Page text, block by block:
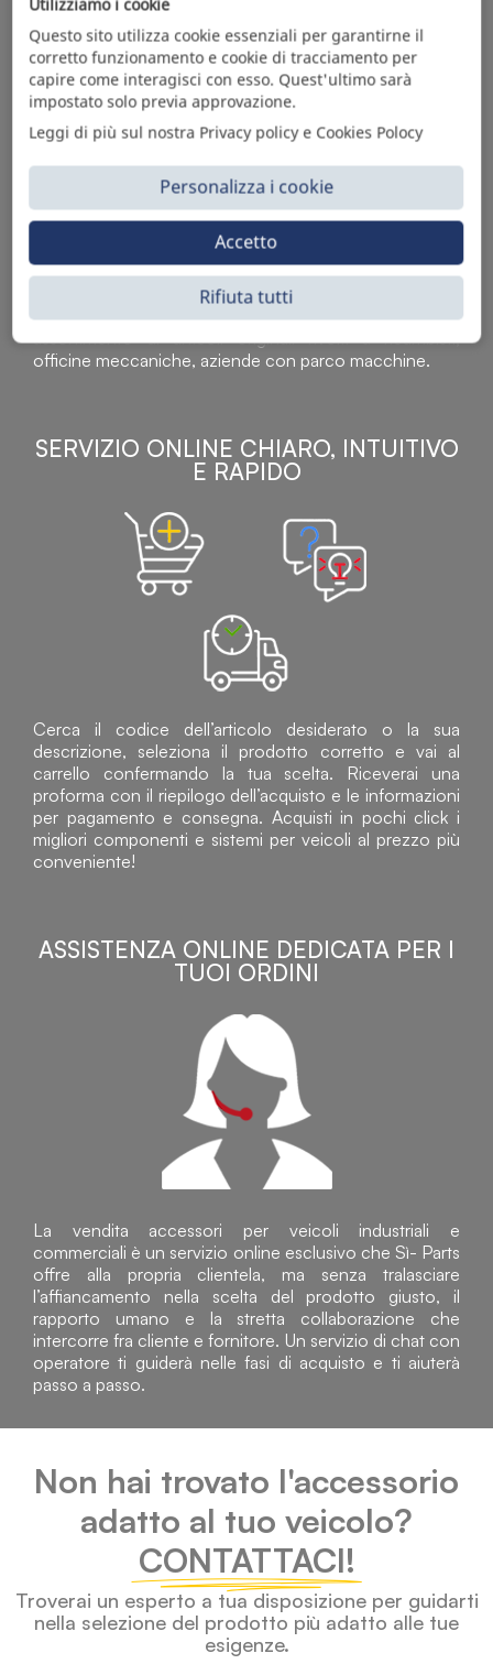
Sì Parts S.r.l. è leader nella distribuzione e vendita di
accessori per veicoli off-highway. Riconosciuto in tutto
il mondo per l’elevato standard qualitativo dei prodotti a
catalogo, attraverso la vendita B2B del ricco
assortimento di articoli originali rivolti a ricambisti,
officine meccaniche, aziende con parco macchine.
SERVIZIO ONLINE CHIARO, INTUITIVO
E RAPIDO
Cerca il codice dell’articolo desiderato o la sua
descrizione, seleziona il prodotto corretto e vai al
carrello confermando la tua scelta. Riceverai una
proforma con il riepilogo dell’acquisto e le informazioni
per pagamento e consegna. Acquisti in pochi click i
migliori componenti e sistemi per veicoli al prezzo più
conveniente!
ASSISTENZA ONLINE DEDICATA PER I
TUOI ORDINI
La vendita accessori per veicoli industriali e
commerciali è un servizio online esclusivo che Sì- Parts
offre alla propria clientela, ma senza tralasciare
l’affiancamento nella scelta del prodotto giusto, il
rapporto umano e la stretta collaborazione che
intercorre fra cliente e fornitore. Un servizio di chat con
operatore ti guiderà nelle fasi di acquisto e ti aiuterà
passo a passo.
Non hai trovato l'accessorio
adatto al tuo veicolo?
CONTATTACI!
Troverai un esperto a tua disposizione per guidarti
nella selezione del prodotto più adatto alle tue
esigenze.
Questo sito utilizza cookie essenziali per garantirne il
corretto funzionamento e cookie di tracciamento per
capire come interagisci con esso. Quest'ultimo sarà
impostato solo previa approvazione.
Leggi di più sul nostra Privacy policy e Cookies Polocy
Personalizza i cookie
Rifiuta tutti
Accetto